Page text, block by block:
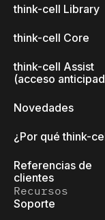
think-cell Library
think-cell Core
think-cell Assist
(acceso
Novedades
¿Por qué think-
Referencias de
clientes
Recursos
Soporte